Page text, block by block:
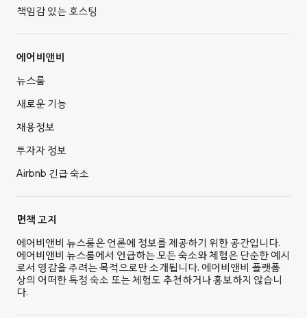
책임감 있는 호스팅
에어비앤비
뉴스룸
새로운 기능
채용정보
투자자 정보
Airbnb 긴급 숙소
면책 고지
에어비앤비 뉴스룸은 언론에 정보를 제공하기 위한 공간입니다.
에어비앤비 뉴스룸에서 언급하는 모든 숙소와 체험은 단순한 예시
로서 영감을 주려는 목적으로만 소개됩니다. 에어비앤비 플랫폼
상의 어떠한 특정 숙소 또는 체험도 추천하거나 홍보하지 않습니
다.